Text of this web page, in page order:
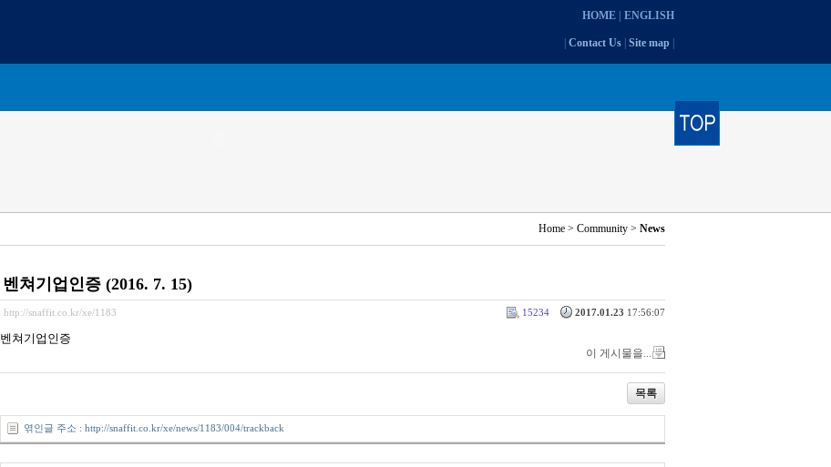
HOME ENGLISH
Contact Us Site map
Home > Community > News
벤쳐기업인증 (2016. 7. 15)
http://snaffit.co.kr/xe/1183 2017.01.23 17:56:07
15234
벤쳐기업인증
이 게시물을...
목록
엮인글 주소 : http://snaffit.co.kr/xe/news/1183/004/trackback